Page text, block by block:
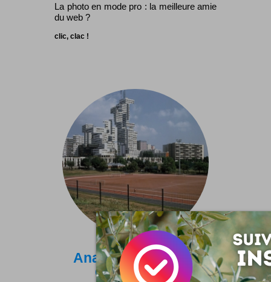
La photo en mode pro : la meilleure amie
du web ?
clic, clac !
Anarchitecture par
Olivier Ratsi